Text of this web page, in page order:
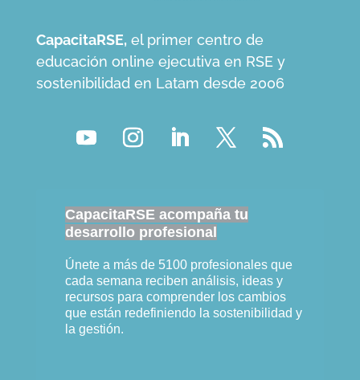
CapacitaRSE, el primer centro de
educación online ejecutiva en RSE y
sostenibilidad en Latam desde 2006
CapacitaRSE acompaña tu
desarrollo profesional
Únete a más de 5100 profesionales que
cada semana reciben análisis, ideas y
recursos para comprender los cambios
que están redefiniendo la sostenibilidad y
la gestión.